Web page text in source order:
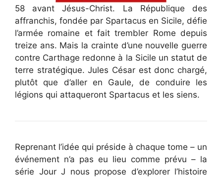
58 avant Jésus-Christ. La République des
affranchis, fondée par Spartacus en Sicile, défie
l’armée romaine et fait trembler Rome depuis
treize ans. Mais la crainte d’une nouvelle guerre
contre Carthage redonne à la Sicile un statut de
terre stratégique. Jules César est donc chargé,
plutôt que d’aller en Gaule, de conduire les
légions qui attaqueront Spartacus et les siens.
Reprenant l’idée qui préside à chaque tome – un
événement n’a pas eu lieu comme prévu – la
série Jour J nous propose d’explorer l’histoire